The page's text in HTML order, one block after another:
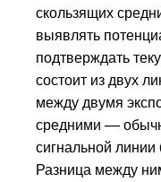
скользящих
выявлять
подтверждать
состоит из двух
между двумя
средними —
сигнальной линии
Разница между